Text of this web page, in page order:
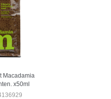
Macadamia
x50ml